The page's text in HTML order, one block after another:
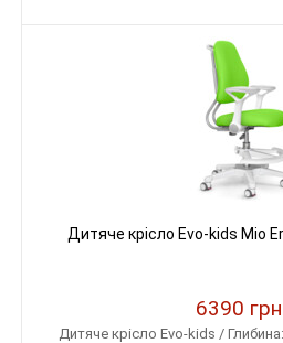
Дитяче крісло Evo-kids Mio
6390 грн
Дитяче крісло Evo-kids /